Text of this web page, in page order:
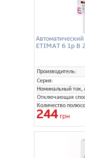
ETIMAT 6 1p B
Производитель:
Серия:
Номинальный ток,
Отключающая
Количество
244грн